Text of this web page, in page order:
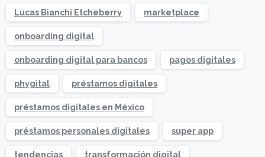
Lucas Bianchi Etcheberry marketplace
onboarding digital
onboarding digital para bancos pagos digitales
phygital préstamos digitales
préstamos digitales en México
préstamos personales digitales super app
tendencias transformación digital